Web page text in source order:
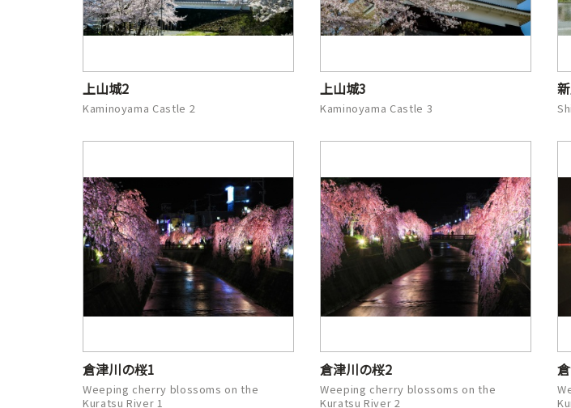
上山城2
Kaminoyama Castle 2
上山城3
Kaminoyama Castle 3
倉津川の桜1
Weeping cherry blossoms on the
Kuratsu River 1
倉津川の桜2
Weeping cherry blossoms on the
Kuratsu River 2